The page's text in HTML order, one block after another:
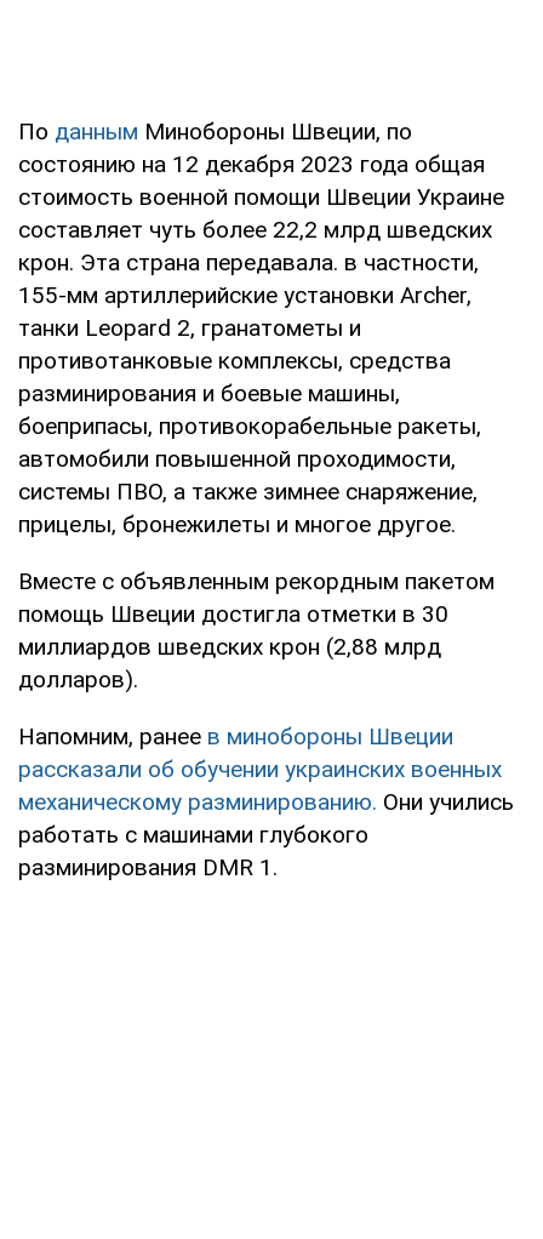
По данным Минобороны Швеции, по
состоянию на 12 декабря 2023 года общая
стоимость военной помощи Швеции Украине
составляет чуть более 22,2 млрд шведских
крон. Эта страна передавала. в частности,
155-мм артиллерийские установки Archer,
танки Leopard 2, гранатометы и
противотанковые комплексы, средства
разминирования и боевые машины,
боеприпасы, противокорабельные ракеты,
автомобили повышенной проходимости,
системы ПВО, а также зимнее снаряжение,
прицелы, бронежилеты и многое другое.
Вместе с объявленным рекордным пакетом
помощь Швеции достигла отметки в 30
миллиардов шведских крон (2,88 млрд
долларов).
Напомним, ранее в минобороны Швеции
рассказали об обучении украинских военных
механическому разминированию. Они учились
работать с машинами глубокого
разминирования DMR 1.